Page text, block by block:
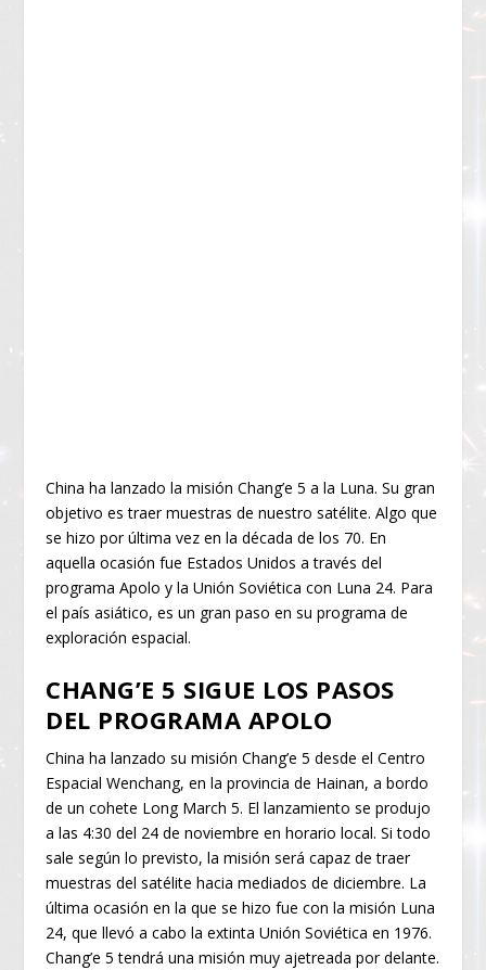
China ha lanzado la misión Chang’e 5 a la Luna. Su gran
objetivo es traer muestras de nuestro satélite. Algo que
se hizo por última vez en la década de los 70. En
aquella ocasión fue Estados Unidos a través del
programa Apolo y la Unión Soviética con Luna 24. Para
el país asiático, es un gran paso en su programa de
exploración espacial.
CHANG’E 5 SIGUE LOS PASOS
DEL PROGRAMA APOLO
China ha lanzado su misión Chang’e 5 desde el Centro
Espacial Wenchang, en la provincia de Hainan, a bordo
de un cohete Long March 5. El lanzamiento se produjo
a las 4:30 del 24 de noviembre en horario local. Si todo
sale según lo previsto, la misión será capaz de traer
muestras del satélite hacia mediados de diciembre. La
última ocasión en la que se hizo fue con la misión Luna
24, que llevó a cabo la extinta Unión Soviética en 1976.
Chang’e 5 tendrá una misión muy ajetreada por delante.